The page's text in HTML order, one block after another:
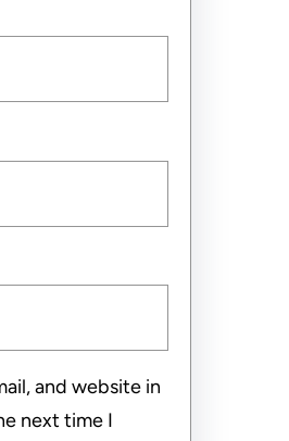
and website in
next time I